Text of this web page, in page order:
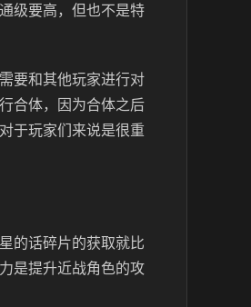
级要高，但也不是特
要和其他玩家进行对
合体，因为合体之后
于玩家们来说是很重
的话碎片的获取就比
是提升近战角色的攻